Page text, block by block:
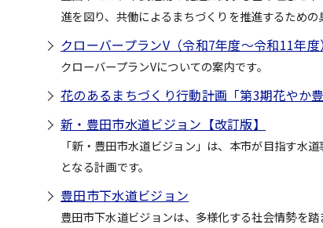
進を図り、共働によるまちづくりを推進するため
クローバープランV（令和7年度～令和11年度）
クローバープランVについての案内です。
花のあるまちづくり行動計画「第3期花やか豊
新・豊田市水道ビジョン【改訂版】
「新・豊田市水道ビジョン」は、本市が目指す水
となる計画です。
豊田市下水道ビジョン
豊田市下水道ビジョンは、多様化する社会情勢を